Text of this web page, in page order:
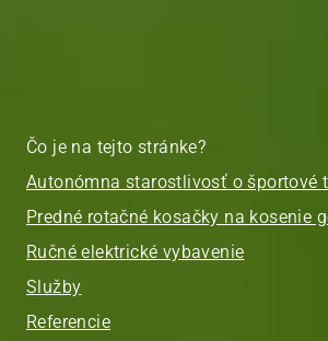
Čo je na tejto stránke?
Autonómna starostlivosť o športové
Predné rotačné kosačky na kosenie
Ručné elektrické vybavenie
Služby
Referencie